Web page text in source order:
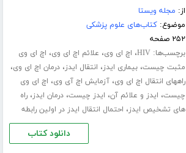
از: مجله ویستا
موضوع:کتاب‌های علوم پزشکی
۲۵۲ صفحه
برچسب‌ها:HIV، اچ ای وی، علائم اچ ای وی، اچ ای وی
مثبت چیست،بیماری ایدز، انتقال ایدز،درمان اچ ای وی،
راههای انتقال اچ ای وی،آزمایش اچ آی وی، اچ ای وی
چیست، ایدز و علائم آن، ایدز چیست،درمان ایدز،راه
های تشخیص ایدز، احتمال انتقال ایدز در اولین رابطه
دانلود کتاب